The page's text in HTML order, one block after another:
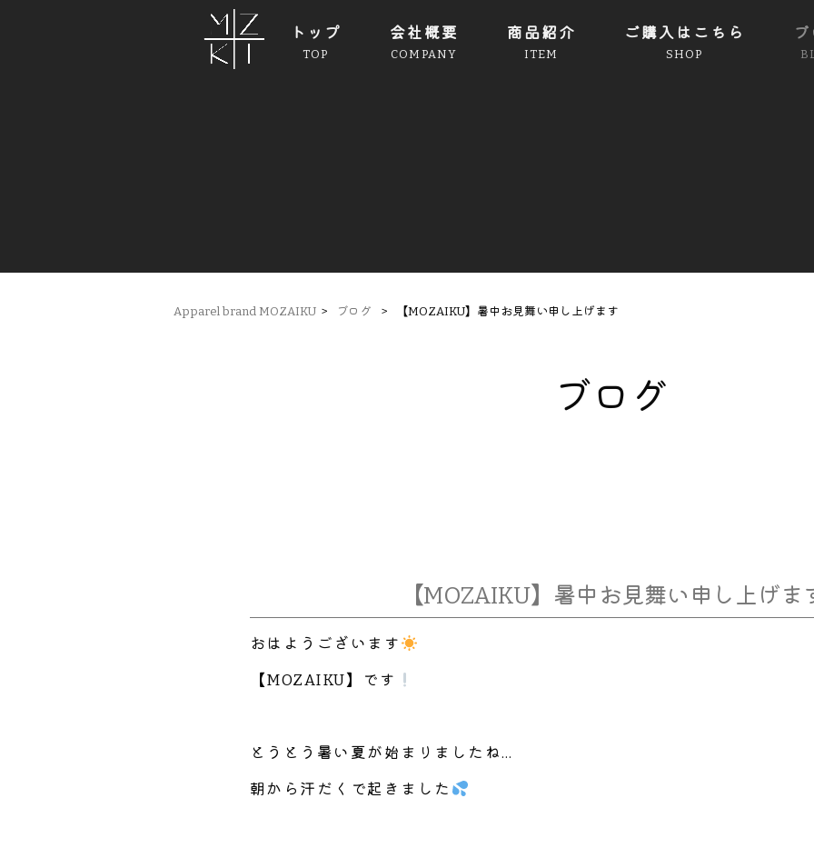
トップ
TOP
会社概要
COMPANY
商品紹介
ITEM
ご購入はこちら
SHOP
Apparel brand MOZAIKU > ブログ > 【MOZAIKU】暑中お見舞い申し上げます
ブログ
【MOZAIKU】暑中お見舞い申し上げま
おはようございます
【MOZAIKU】です
とうとう暑い夏が始まりましたね…
朝から汗だくで起きました